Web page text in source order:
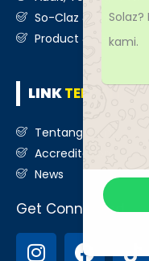
So-Claz & Smart
Product & Services
LINKTERKAIT
Tentang Kami
Accreditation
News
Get Connected
I
kami.